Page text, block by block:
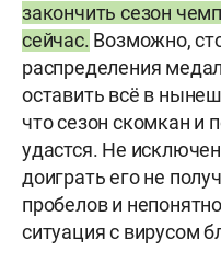
закончить сезон
сейчас. Возможно,
распределения
оставить всё в
что сезон скомкан и
удастся. Не
доиграть его не
пробелов и
ситуация с вирусом